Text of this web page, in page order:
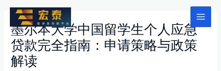
Main
墨尔本大学中国留学生个人应急
贷款完全指南：申请策略与政策
解读